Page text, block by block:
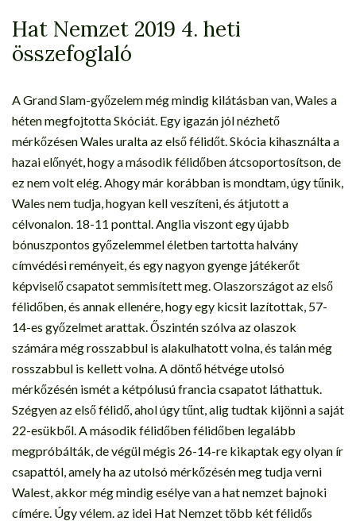
Hat Nemzet 2019 4. heti
összefoglaló
A Grand Slam-győzelem még mindig kilátásban van, Wales a
héten megfojtotta Skóciát. Egy igazán jól nézhető
mérkőzésen Wales uralta az első félidőt. Skócia kihasználta a
hazai előnyét, hogy a második félidőben átcsoportosítson, de
ez nem volt elég. Ahogy már korábban is mondtam, úgy tűnik,
Wales nem tudja, hogyan kell veszíteni, és átjutott a
célvonalon. 18-11 ponttal. Anglia viszont egy újabb
bónuszpontos győzelemmel életben tartotta halvány
címvédési reményeit, és egy nagyon gyenge játékerőt
képviselő csapatot semmisített meg. Olaszországot az első
félidőben, és annak ellenére, hogy egy kicsit lazítottak, 57-
14-es győzelmet arattak. Őszintén szólva az olaszok
számára még rosszabbul is alakulhatott volna, és talán még
rosszabbul is kellett volna. A döntő hétvége utolsó
mérkőzésén ismét a kétpólusú francia csapatot láthattuk.
Szégyen az első félidő, ahol úgy tűnt, alig tudtak kijönni a saját
22-esükből. A második félidőben félidőben legalább
megpróbálták, de végül mégis 26-14-re kikaptak egy olyan ír
csapattól, amely ha az utolsó mérkőzésén meg tudja verni
Walest, akkor még mindig esélye van a hat nemzet bajnoki
címére. Úgy vélem. az idei Hat Nemzet több két félidős